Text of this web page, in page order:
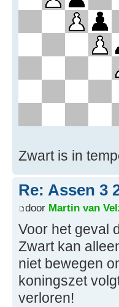
Zwart is in
Re: Assen 3
door Martin van
Voor het geval
Zwart kan
niet bewegen
koningszet
verloren!